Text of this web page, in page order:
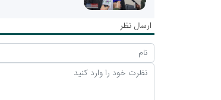
ارسال نظر